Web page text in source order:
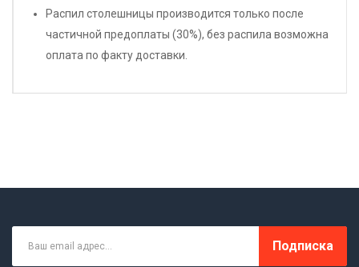
Распил столешницы производится только после
частичной предоплаты (30%), без распила возможна
оплата по факту доставки.
Подписка